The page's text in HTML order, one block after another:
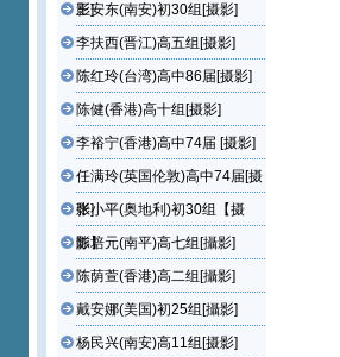
影]
王安东(南安)初30组[摄影]
李扶西(晋江)高五组[摄影]
陈红玲(台湾)高中86届[摄影]
陈健(香港)高十组[摄影]
李裕宁(香港)高中74届 [摄影]
任满玲(英国伦敦)高中74届[摄
影]
张小平(奥地利)初30组【摄
影】
陈培元(南平)高七组[攝影]
陈荫萱(香港)高二组[攝影]
戴安娜(美国)初25组[攝影]
杨民兴(南安)高11组[摄影]